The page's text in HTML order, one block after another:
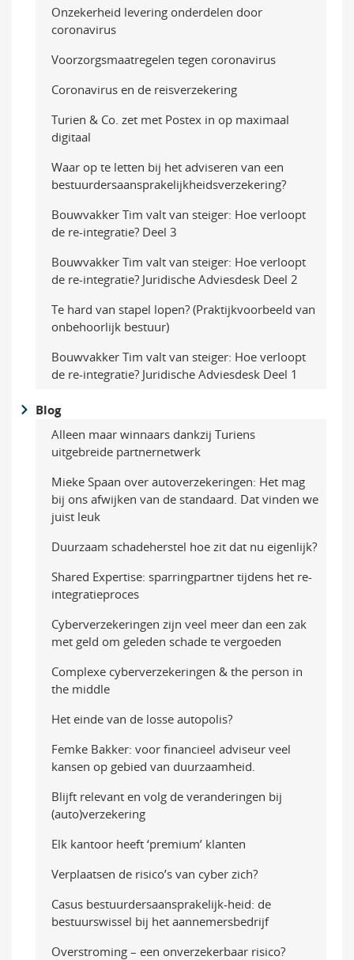
Onzekerheid levering onderdelen door
coronavirus
Voorzorgsmaatregelen tegen coronavirus
Coronavirus en de reisverzekering
Turien & Co. zet met Postex in op maximaal
digitaal
Waar op te letten bij het adviseren van een
bestuurders­aansprakelijkheidsverzekering?
Bouwvakker Tim valt van steiger: Hoe verloopt
de re-integratie? Deel 3
Bouwvakker Tim valt van steiger: Hoe verloopt
de re-integratie? Juridische Adviesdesk Deel 2
Te hard van stapel lopen? (Praktijkvoorbeeld van
onbehoorlijk bestuur)
Bouwvakker Tim valt van steiger: Hoe verloopt
de re-integratie? Juridische Adviesdesk Deel 1
Blog
Alleen maar winnaars dankzij Turiens
uitgebreide partnernetwerk
Mieke Spaan over autoverzekeringen: Het mag
bij ons afwijken van de standaard. Dat vinden we
juist leuk
Duurzaam schadeherstel hoe zit dat nu eigenlijk?
Shared Expertise: sparringpartner tijdens het re-
integratieproces
Cyberverzekeringen zijn veel meer dan een zak
met geld om geleden schade te vergoeden
Complexe cyberverzekeringen & the person in
the middle
Het einde van de losse autopolis?
Femke Bakker: voor financieel adviseur veel
kansen op gebied van duurzaamheid.
Blijft relevant en volg de veranderingen bij
(auto)verzekering
Elk kantoor heeft ‘premium’ klanten
Verplaatsen de risico’s van cyber zich?
Casus bestuurdersaansprakelijk-heid: de
bestuurswissel bij het aannemersbedrijf
Overstroming – een onverzekerbaar risico?